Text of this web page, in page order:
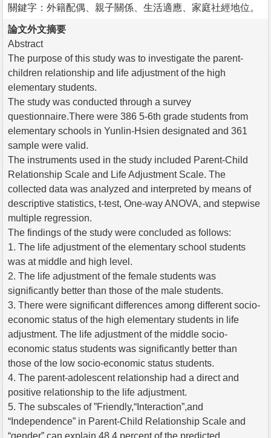
關鍵字：外籍配偶、親子關係、生活適應、家庭社經地位。
論文外文摘要
Abstract
The purpose of this study was to investigate the parent-
children relationship and life adjustment of the high
elementary students.
The study was conducted through a survey
questionnaire.There were 386 5-6th grade students from
elementary schools in Yunlin-Hsien designated and 361
sample were valid.
The instruments used in the study included Parent-Child
Relationship Scale and Life Adjustment Scale. The
collected data was analyzed and interpreted by means of
descriptive statistics, t-test, One-way ANOVA, and stepwise
multiple regression.
The findings of the study were concluded as follows:
1. The life adjustment of the elementary school students
was at middle and high level.
2. The life adjustment of the female students was
significantly better than those of the male students.
3. There were significant differences among different socio-
economic status of the high elementary students in life
adjustment. The life adjustment of the middle socio-
economic status students was significantly better than
those of the low socio-economic status students.
4. The parent-adolescent relationship had a direct and
positive relationship to the life adjustment.
5. The subscales of ”Friendly,“Interaction”,and
“Independence” in Parent-Child Relationship Scale and
“gender” can explain 48.4 percent of the predicted